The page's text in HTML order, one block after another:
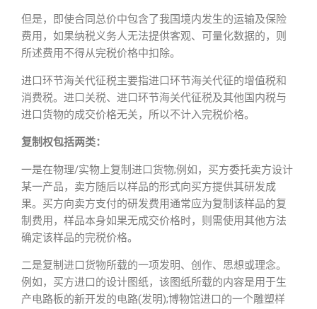
但是，即使合同总价中包含了我国境内发生的运输及保险
费用，如果纳税义务人无法提供客观、可量化数据的，则
所述费用不得从完税价格中扣除。
进口环节海关代征税主要指进口环节海关代征的增值税和
消费税。进口关税、进口环节海关代征税及其他国内税与
进口货物的成交价格无关，所以不计入完税价格。
复制权包括两类：
一是在物理/实物上复制进口货物;例如，买方委托卖方设计
某一产品，卖方随后以样品的形式向买方提供其研发成
果。买方向卖方支付的研发费用通常应为复制该样品的复
制费用，样品本身如果无成交价格时，则需使用其他方法
确定该样品的完税价格。
二是复制进口货物所载的一项发明、创作、思想或理念。
例如，买方进口的设计图纸，该图纸所载的内容是用于生
产电路板的新开发的电路(发明);博物馆进口的一个雕塑样